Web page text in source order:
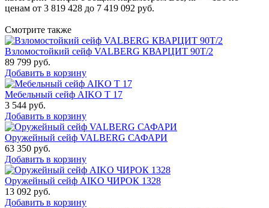
ценам от 3 819 428 до 7 419 092 руб.
Смотрите также
Взломостойкий сейф VALBERG КВАРЦИТ 90Т/2
89 799 руб.
Добавить в корзину
Мебельный сейф AIKO Т 17
3 544 руб.
Добавить в корзину
Оружейный сейф VALBERG САФАРИ
63 350 руб.
Добавить в корзину
Оружейный сейф AIKO ЧИРОК 1328
13 092 руб.
Добавить в корзину